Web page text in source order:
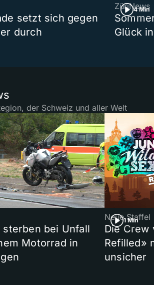
setzt sich gegen
durch
4 Min
ZüriNews
Glück
der Schweiz und aller Welt
sterben bei Unfall
Motorrad in
1 Min
Neue Staffel
Die Crew
Refilled»
unsicher